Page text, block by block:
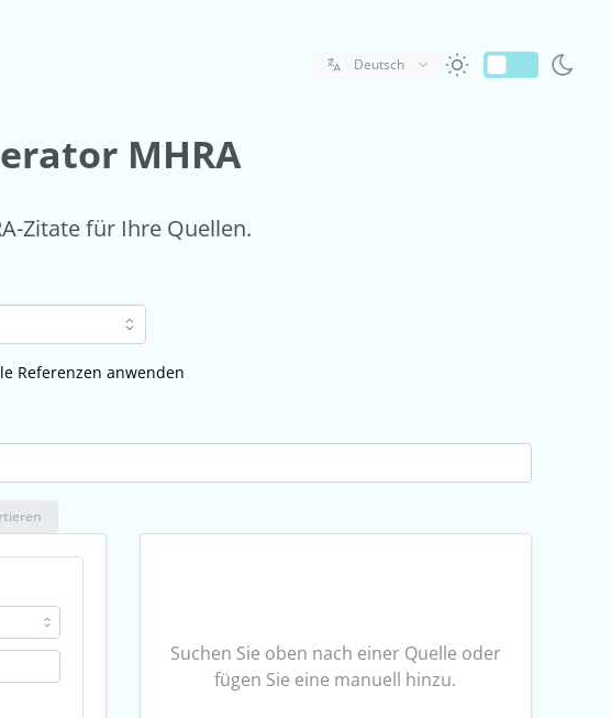
Deutsch
MHRA
Zitate für Ihre Quellen.
Referenzen anwenden
Suchen Sie oben nach einer Quelle oder
fügen Sie eine manuell hinzu.